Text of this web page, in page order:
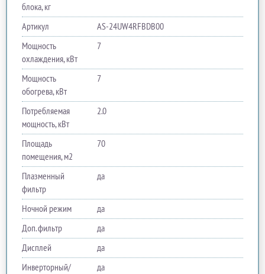
блока, кг
Артикул
AS-24UW4RFBDB00
Мощность
охлаждения, кВт
7
Мощность
обогрева, кВт
7
Потребляемая
мощность, кВт
2.0
Площадь
помещения, м2
70
Плазменный
фильтр
да
Ночной режим
да
Доп. фильтр
да
Дисплей
да
Инверторный/
да